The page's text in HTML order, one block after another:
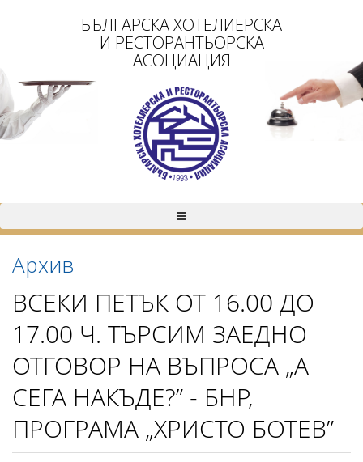
БЪЛГАРСКА ХОТЕЛИЕРСКА
И РЕСТОРАНТЬОРСКА
АСОЦИАЦИЯ
Архив
ВСЕКИ ПЕТЪК ОТ 16.00 ДО
17.00 Ч. ТЪРСИМ ЗАЕДНО
ОТГОВОР НА ВЪПРОСА „А
СЕГА НАКЪДЕ?” - БНР,
ПРОГРАМА „ХРИСТО БОТЕВ”